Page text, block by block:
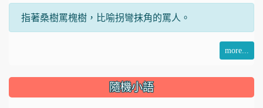
指著桑樹罵槐樹，比喻拐彎抹角的罵人。
more...
隨機小語